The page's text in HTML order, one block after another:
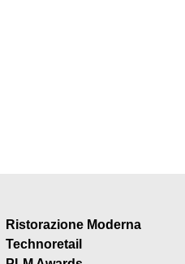
Ristorazione Moderna
Technoretail